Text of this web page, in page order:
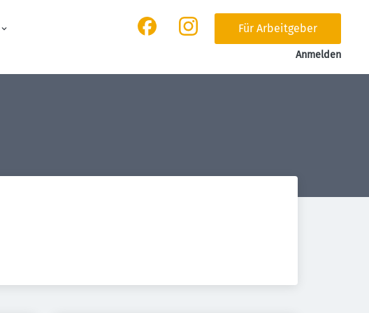
Für Arbeitgeber
Anmelden